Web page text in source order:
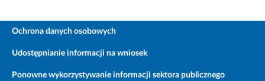
Ochrona danych osobowych
Udostępnianie informacji na wniosek
Ponowne wykorzystywanie informacji sektora publicznego